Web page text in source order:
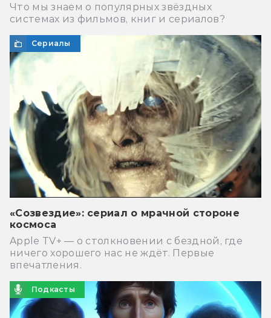
Что мы знаем о популярных звёздных
системах из фильмов, книг и сериалов?
Сериалы
«Созвездие»: сериал о мрачной стороне
космоса
Apple TV+ — о столкновении с бездной, где
ничего хорошего нас не ждёт. Первые
впечатления.
Подкасты